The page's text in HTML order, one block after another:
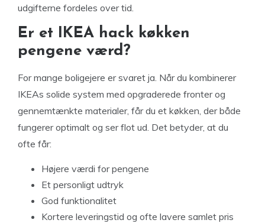
udgifterne fordeles over tid.
Er et IKEA hack køkken
pengene værd?
For mange boligejere er svaret ja. Når du kombinerer
IKEAs solide system med opgraderede fronter og
gennemtænkte materialer, får du et køkken, der både
fungerer optimalt og ser flot ud. Det betyder, at du
ofte får:
Højere værdi for pengene
Et personligt udtryk
God funktionalitet
Kortere leveringstid og ofte lavere samlet pris